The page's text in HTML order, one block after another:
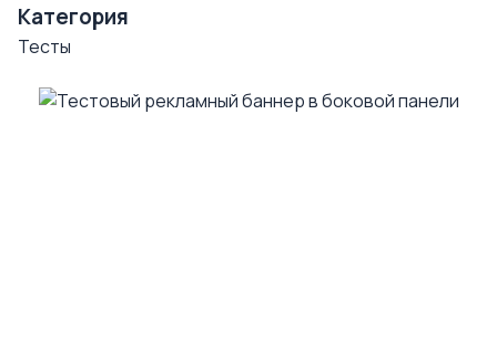
Категория
Тесты